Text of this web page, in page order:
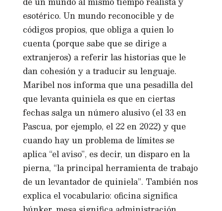
esotérico. Un mundo reconocible y de
códigos propios, que obliga a quien lo
cuenta (porque sabe que se dirige a
extranjeros) a referir las historias que le
dan cohesión y a traducir su lenguaje.
Maribel nos informa que una pesadilla del
que levanta quiniela es que en ciertas
fechas salga un número alusivo (el 33 en
Pascua, por ejemplo, el 22 en 2022) y que
cuando hay un problema de límites se
aplica “el aviso”, es decir, un disparo en la
pierna, “la principal herramienta de trabajo
de un levantador de quiniela”. También nos
explica el vocabulario: oficina significa